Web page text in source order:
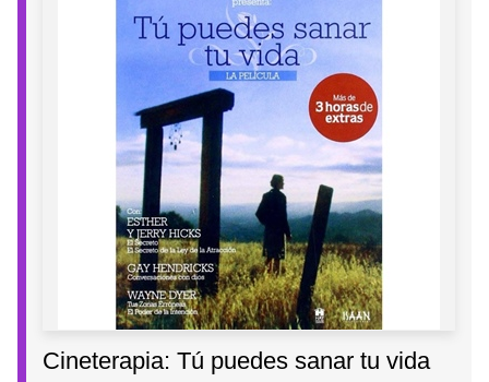
Cineterapia: Tú puedes sanar tu vida